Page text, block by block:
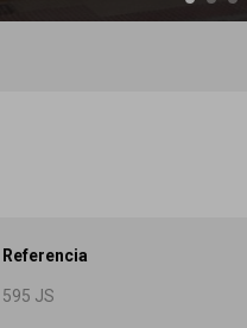
Referencia
595 JS